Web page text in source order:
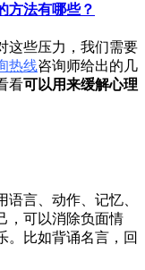
方法有哪些？
些压力，我们需要
热线咨询师给出的几
看可以用来缓解心理
言、动作、记忆、
，可以消除负面情
。比如背诵名言，回